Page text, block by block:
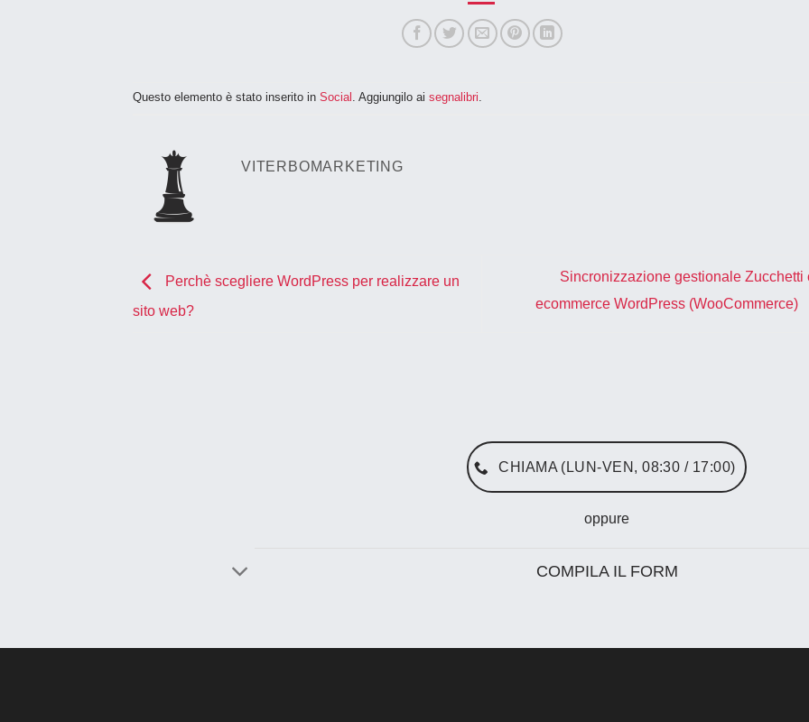
Questo elemento è stato inserito in Social . Aggiungilo ai segnalibri.
VITERBOMARKETING
Perchè scegliere WordPress per realizzare un
sito web?
Sincronizzazione gestionale Zucchetti
ecommerce WordPress (WooCommerce)
CHIAMA (LUN-VEN, 08:30 / 17:00)
oppure
COMPILA IL FORM